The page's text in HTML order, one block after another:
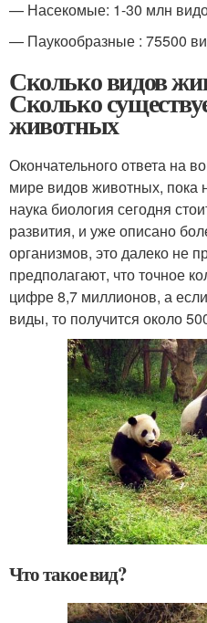
— Насекомые: 1-30 млн
— Паукообразные : 75500
Сколько видов
Сколько
животных
Окончательного ответа на
мире видов животных, пока
наука биология сегодня
развития, и уже описано
организмов, это далеко не
предполагают, что точное
цифре 8,7 миллионов, а
виды, то получится около
Что такое вид?